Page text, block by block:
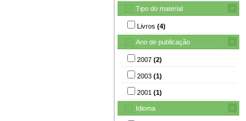
Tipo do material
Livros (4)
Ano de publicação
2007 (2)
2003 (1)
2001 (1)
Idioma